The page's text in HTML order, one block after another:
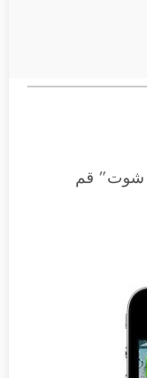
شوت” قم